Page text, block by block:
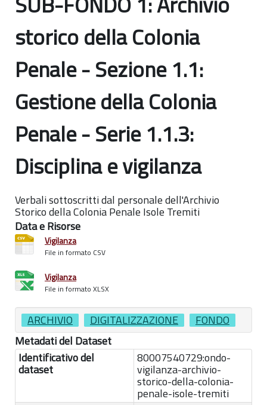
storico della Colonia
Penale - Sezione 1.1:
Gestione della Colonia
Penale - Serie 1.1.3:
Disciplina e vigilanza
Verbali sottoscritti dal personale dell'Archivio
Storico della Colonia Penale Isole Tremiti
Data e Risorse
Vigilanza
File in formato CSV
Vigilanza
File in formato XLSX
ARCHIVIO DIGITALIZZAZIONE
FONDO
Metadati del Dataset
Identificativo del
dataset
80007540729:ondo-
vigilanza-archivio-
storico-della-colonia-
penale-isole-tremiti